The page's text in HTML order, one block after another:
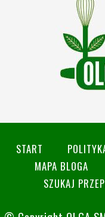
START
MAPA BLOGA
SZUKAJ